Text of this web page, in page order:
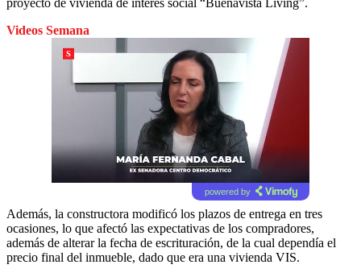
Videos Semana
powered by
Además, la constructora modificó los plazos de entrega en tres
ocasiones, lo que afectó las expectativas de los compradores,
además de alterar la fecha de escrituración, de la cual dependía el
precio final del inmueble, dado que era una vivienda VIS.